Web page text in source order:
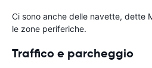
Ci sono anche delle navette, dette
le zone periferiche.
Traffico e parcheggio